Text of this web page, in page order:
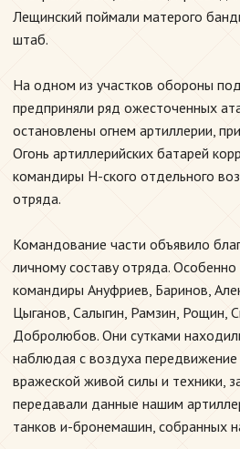
Лещинский поймали матерого
штаб.
На одном из участков обороны
предприняли ряд ожесточенных
остановлены огнем артиллерии,
Огонь артиллерийских батарей
командиры Н-ского отдельного
отряда.
Командование части объявило
личному составу отряда.
командиры Ануфриев, Баринов,
Цыганов, Салыгин, Рамзин, Рощин,
Добролюбов. Они сутками
наблюдая с воздуха
вражеской живой силы и техники,
передавали данные нашим
танков и-бронемашин, собранных